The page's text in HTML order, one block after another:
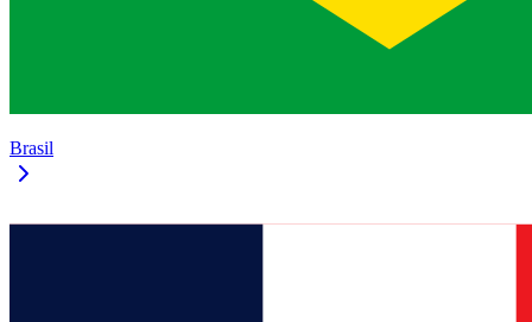
Brasil